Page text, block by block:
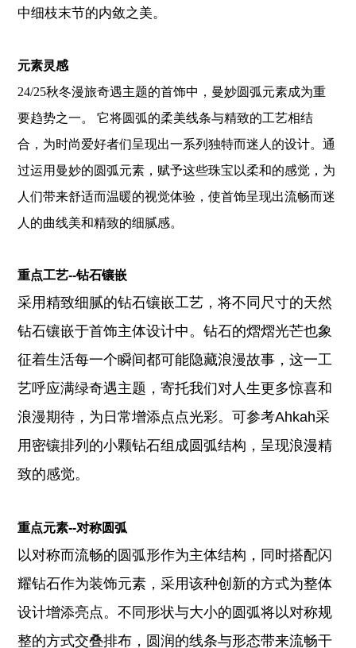
中细枝末节的内敛之美。
元素灵感
24/25秋冬漫旅奇遇主题的首饰中，曼妙圆弧元素成为重
要趋势之一。 它将圆弧的柔美线条与精致的工艺相结
合，为时尚爱好者们呈现出一系列独特而迷人的设计。通
过运用曼妙的圆弧元素，赋予这些珠宝以柔和的感觉，为
人们带来舒适而温暖的视觉体验，使首饰呈现出流畅而迷
人的曲线美和精致的细腻感。
重点工艺--钻石镶嵌
采用精致细腻的钻石镶嵌工艺，将不同尺寸的天然
钻石镶嵌于首饰主体设计中。钻石的熠熠光芒也象
征着生活每一个瞬间都可能隐藏浪漫故事，这一工
艺呼应满绿奇遇主题，寄托我们对人生更多惊喜和
浪漫期待，为日常增添点点光彩。可参考Ahkah采
用密镶排列的小颗钻石组成圆弧结构，呈现浪漫精
致的感觉。
重点元素--对称圆弧
以对称而流畅的圆弧形作为主体结构，同时搭配闪
耀钻石作为装饰元素，采用该种创新的方式为整体
设计增添亮点。不同形状与大小的圆弧将以对称规
整的方式交叠排布，圆润的线条与形态带来流畅干